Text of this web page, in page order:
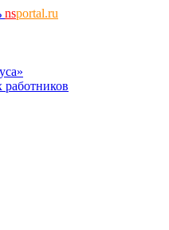
nsportal.ru
работников